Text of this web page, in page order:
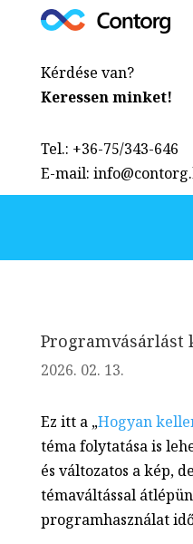
Kérdése van?
Keressen minket!
Tel.: +36-75/343-646
E-mail:
Programvásárlást
2026. 02. 13.
Ez itt a „Hogyan
téma folytatása is
és változatos a kép,
témaváltással
programhasználat